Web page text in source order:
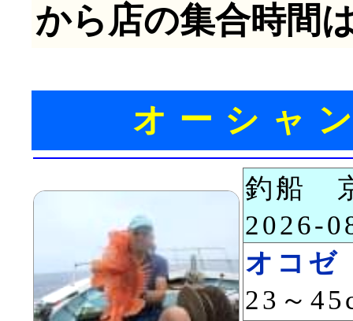
から店の集合時間
オーシャ
釣船
2026-
オコゼ
23～